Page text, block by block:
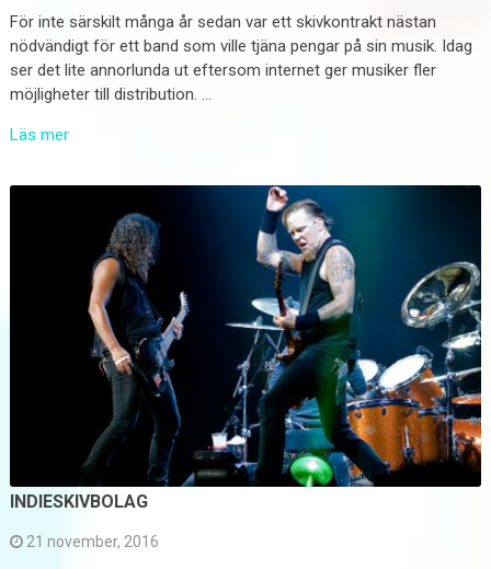
För inte särskilt många år sedan var ett skivkontrakt nästan
nödvändigt för ett band som ville tjäna pengar på sin musik. Idag
ser det lite annorlunda ut eftersom internet ger musiker fler
möjligheter till distribution. …
Läs mer
INDIESKIVBOLAG
21 november, 2016